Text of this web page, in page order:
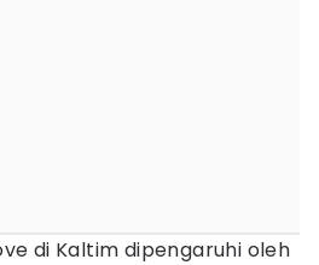
di Kaltim dipengaruhi oleh